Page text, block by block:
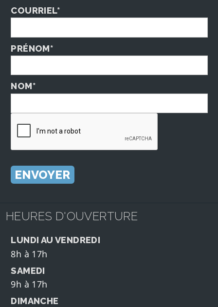
COURRIEL*
PRÉNOM*
NOM*
HEURES D'OUVERTURE
LUNDI AU VENDREDI
8h à 17h
SAMEDI
9h à 17h
DIMANCHE